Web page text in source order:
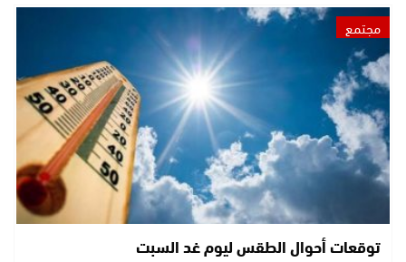
مجتمع
توقعات أحوال الطقس ليوم غد السبت